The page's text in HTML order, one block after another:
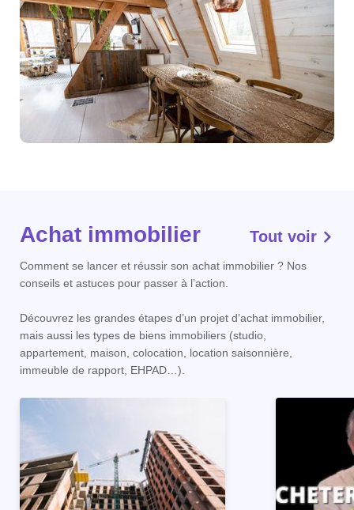
Achat immobilier Tout voir
Comment se lancer et réussir son achat immobilier ? Nos
conseils et astuces pour passer à l’action.
Découvrez les grandes étapes d’un projet d’achat immobilier,
mais aussi les types de biens immobiliers (studio,
appartement, maison, colocation, location saisonnière,
immeuble de rapport, EHPAD…).